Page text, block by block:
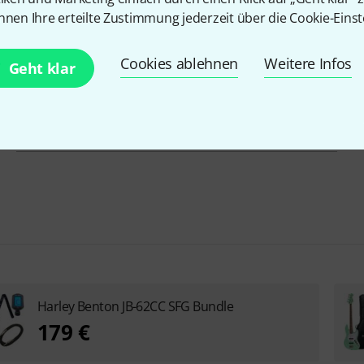
Ihre erteilte Zustimmung jederzeit über die Cookie-
Geht klar Cookies ablehnen Weitere Infos
Hals Karamellisierter Kanadischer Ahorn
Bünde
Tonabnehmerbestückung
Harley Benton JB-62CC SFG Bundle
179 €